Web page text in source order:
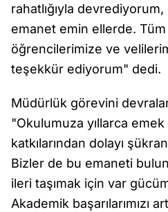
rahatlığıyla
emanet emin ellerde.
öğrencilerimize ve
teşekkür ediyorum" dedi.
Müdürlük görevini
"Okulumuza yıllarca
katkılarından dolayı
Bizler de bu emaneti
ileri taşımak için var
Akademik başarılarımızı